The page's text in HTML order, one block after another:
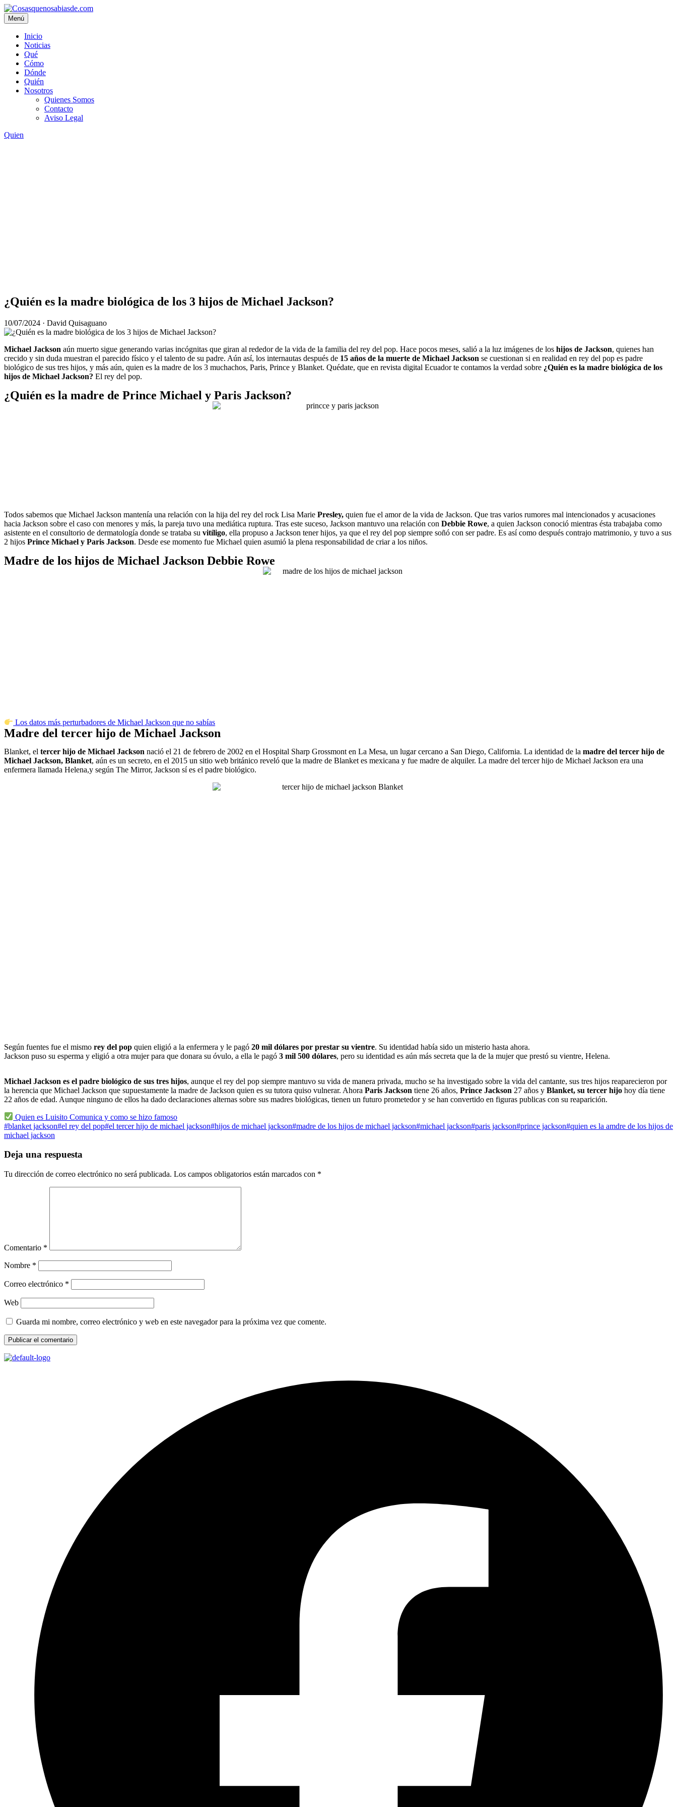
Menú
Inicio
Noticias
Qué
Cómo
Dónde
Quién
Nosotros
Quienes Somos
Contacto
Aviso Legal
Quien
¿Quién es la madre biológica de los 3 hijos de Michael Jackson?
10/07/2024 · David Quisaguano
Michael Jackson aún muerto sigue generando varias incógnitas que giran al rededor de la vida de la familia del rey del pop. Hace pocos meses, salió a la luz imágenes de los hijos de Jackson, quienes han
crecido y sin duda muestran el parecido físico y el talento de su padre. Aún así, los internautas después de 15 años de la muerte de Michael Jackson se cuestionan si en realidad en rey del pop es padre
biológico de sus tres hijos, y más aún, quien es la madre de los 3 muchachos, Paris, Prince y Blanket. Quédate, que en revista digital Ecuador te contamos la verdad sobre ¿Quién es la madre biológica de los
hijos de Michael Jackson? El rey del pop.
¿Quién es la madre de Prince Michael y Paris Jackson?
Todos sabemos que Michael Jackson mantenía una relación con la hija del rey del rock Lisa Marie Presley, quien fue el amor de la vida de Jackson. Que tras varios rumores mal intencionados y acusaciones
hacia Jackson sobre el caso con menores y más, la pareja tuvo una mediática ruptura. Tras este suceso, Jackson mantuvo una relación con Debbie Rowe, a quien Jackson conoció mientras ésta trabajaba como
asistente en el consultorio de dermatología donde se trataba su vitíligo, ella propuso a Jackson tener hijos, ya que el rey del pop siempre soñó con ser padre. Es así como después contrajo matrimonio, y tuvo a sus
2 hijos Prince Michael y Paris Jackson. Desde ese momento fue Michael quien asumió la plena responsabilidad de criar a los niños.
Madre de los hijos de Michael Jackson Debbie Rowe
Los datos más perturbadores de Michael Jackson que no sabías
Madre del tercer hijo de Michael Jackson
Blanket, el tercer hijo de Michael Jackson nació el 21 de febrero de 2002 en el Hospital Sharp Grossmont en La Mesa, un lugar cercano a San Diego, California. La identidad de la madre del tercer hijo de
Michael Jackson, Blanket, aún es un secreto, en el 2015 un sitio web británico reveló que la madre de Blanket es mexicana y fue madre de alquiler. La madre del tercer hijo de Michael Jackson era una
enfermera llamada Helena,y según The Mirror, Jackson sí es el padre biológico.
Según fuentes fue el mismo rey del pop quien eligió a la enfermera y le pagó 20 mil dólares por prestar su vientre. Su identidad había sido un misterio hasta ahora.
Jackson puso su esperma y eligió a otra mujer para que donara su óvulo, a ella le pagó 3 mil 500 dólares, pero su identidad es aún más secreta que la de la mujer que prestó su vientre, Helena.
Michael Jackson es el padre biológico de sus tres hijos, aunque el rey del pop siempre mantuvo su vida de manera privada, mucho se ha investigado sobre la vida del cantante, sus tres hijos reaparecieron por
la herencia que Michael Jackson que supuestamente la madre de Jackson quien es su tutora quiso vulnerar. Ahora Paris Jackson tiene 26 años, Prince Jackson 27 años y Blanket, su tercer hijo hoy día tiene
22 años de edad. Aunque ninguno de ellos ha dado declaraciones alternas sobre sus madres biológicas, tienen un futuro prometedor y se han convertido en figuras publicas con su reaparición.
Quien es Luisito Comunica y como se hizo famoso
#blanket jackson#el rey del pop#el tercer hijo de michael jackson#hijos de michael jackson#madre de los hijos de michael jackson#michael jackson#paris jackson#prince jackson#quien es la amdre de los hijos de
michael jackson
Deja una respuesta
Tu dirección de correo electrónico no será publicada. Los campos obligatorios están marcados con *
Comentario *
Nombre *
Correo electrónico *
Web
Guarda mi nombre, correo electrónico y web en este navegador para la próxima vez que comente.